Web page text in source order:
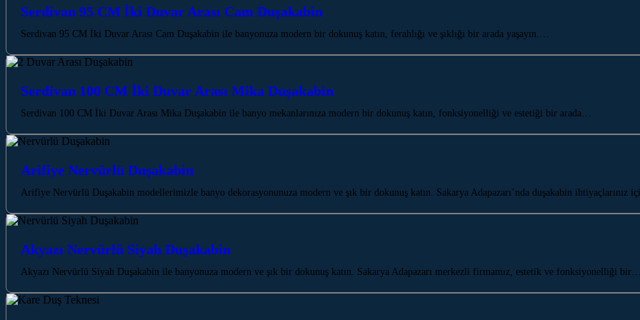
Serdivan 95 CM İki Duvar Arası Cam Duşakabin
Serdivan 95 CM İki Duvar Arası Cam Duşakabin ile banyonuza modern bir dokunuş katın, ferahlığı ve şıklığı bir arada yaşayın.…
Serdivan 100 CM İki Duvar Arası Mika Duşakabin
Serdivan 100 CM İki Duvar Arası Mika Duşakabin ile banyo mekanlarınıza modern bir dokunuş katın, fonksiyonelliği ve estetiği bir arada…
Arifiye Nervürlü Duşakabin
Arifiye Nervürlü Duşakabin modellerimizle banyo dekorasyonunuza modern ve şık bir dokunuş katın. Sakarya Adapazarı’nda duşakabin
Akyazı Nervürlü Siyah Duşakabin
Akyazı Nervürlü Siyah Duşakabin ile banyonuza modern ve şık bir dokunuş katın. Sakarya Adapazarı merkezli firmamız, estetik ve fonksiyonelliği bir…